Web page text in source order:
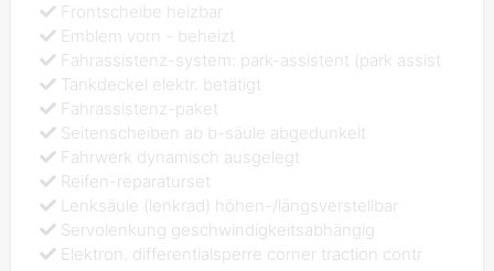
Frontscheibe heizbar
Emblem vorn - beheizt
Fahrassistenz-system: park-assistent (park assist
Tankdeckel elektr. betätigt
Fahrassistenz-paket
Seitenscheiben ab b-säule abgedunkelt
Fahrwerk dynamisch ausgelegt
Reifen-reparaturset
Lenksäule (lenkrad) höhen-/längsverstellbar
Servolenkung geschwindigkeitsabhängig
Elektron. differentialsperre corner traction contr